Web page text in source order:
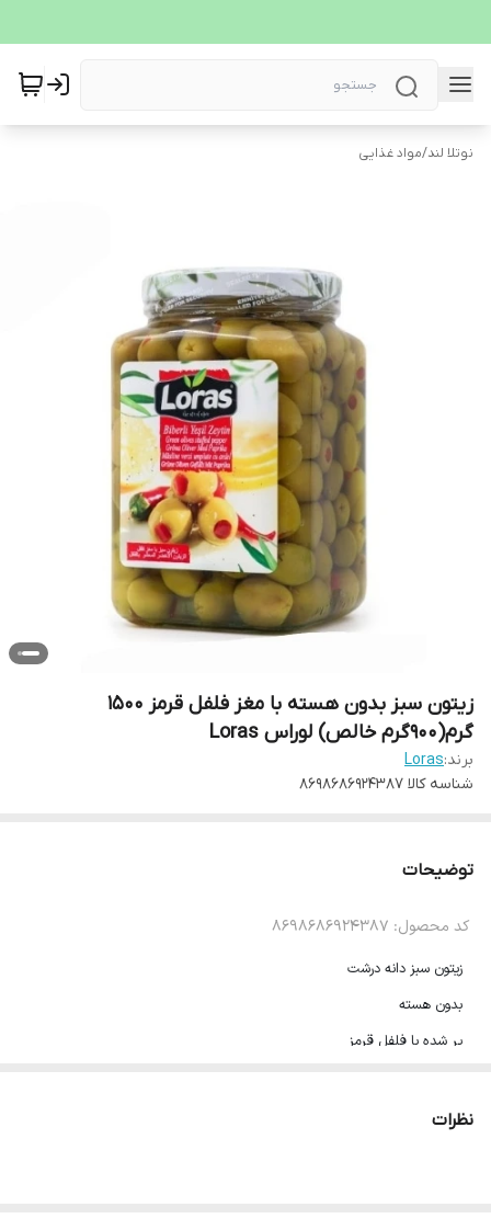
نوتلا لند/مواد غذایی
زیتون سبز بدون هسته با مغز فلفل قرمز 1500
گرم(۹۰۰گرم خالص) لوراس Loras
برند:Loras
شناسه کالا 8698686924387
توضیحات
کد محصول: 8698686924387
زیتون سبز دانه درشت
بدون هسته
پر شده با فلفل قرمز
بسته بندی شیشه ای
نظرات